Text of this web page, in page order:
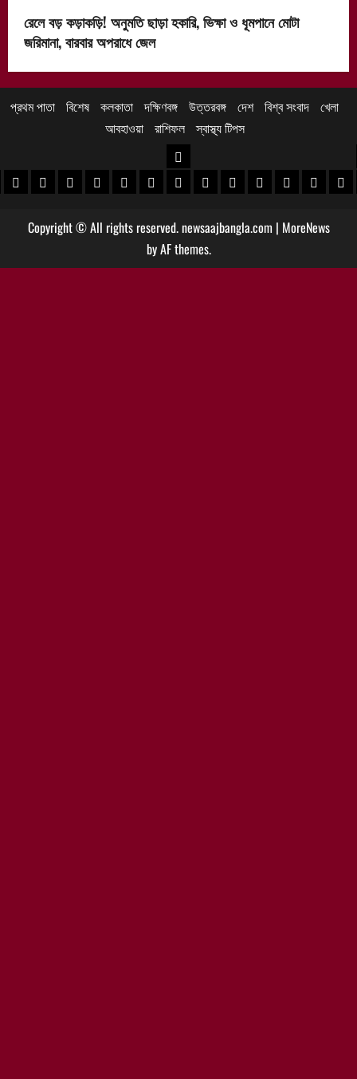
রেলে বড় কড়াকড়ি! অনুমতি ছাড়া হকারি, ভিক্ষা ও ধূমপানে মোটা
জরিমানা, বারবার অপরাধে জেল
প্রথম পাতা বিশেষ কলকাতা দক্ষিণবঙ্গ উত্তরবঙ্গ দেশ বিশ্ব সংবাদ খেলা
আবহাওয়া
রাশিফল স্বাস্থ্য টিপস
খবর
খবর
পুরুলিয়া খবর
বাঁকুড়া খবরপশ্চিম বর্ধমান খবর
পূর্ব বর্ধমান খবর
বীরভূম খবরমুর্শিদাবাদ খবর
উত্তরবঙ্গ
কোচবিহার নিউজ
আলিপুরদুয়ার খবর
জলপাইগুড়ি খবর
শিলিগুড়ি খবর
উত্তরদক্ষিণ
Copyright © All rights reserved. newsaajbangla.com | MoreNews
by AF themes.